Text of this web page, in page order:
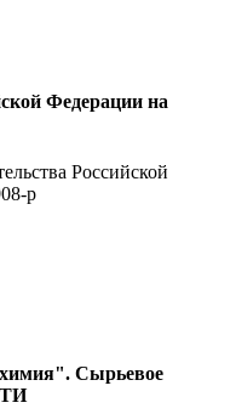
Федерации на
Российской
р
Сырьевое